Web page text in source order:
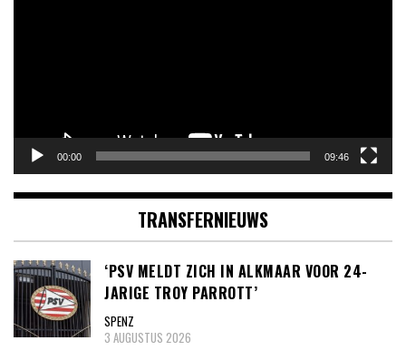
00:00 09:46
TRANSFERNIEUWS
‘PSV MELDT ZICH IN ALKMAAR VOOR 24-
JARIGE TROY PARROTT’
SPENZ
3 AUGUSTUS 2026